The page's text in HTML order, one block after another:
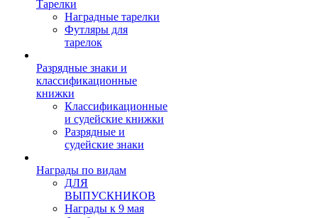
Тарелки
Наградные тарелки
Футляры для
тарелок
Разрядные знаки и
классификационные
книжки
Классификационные
и судейские книжки
Разрядные и
судейские знаки
Награды по видам
ДЛЯ
ВЫПУСКНИКОВ
Награды к 9 мая